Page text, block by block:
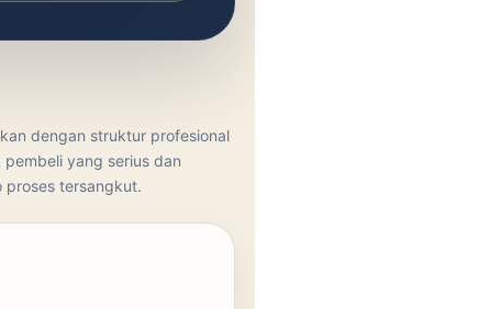
dengan struktur profesional
yang serius dan
proses tersangkut.